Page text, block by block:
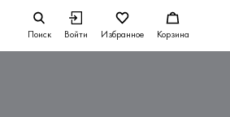
Поиск Войти Избранное Корзина